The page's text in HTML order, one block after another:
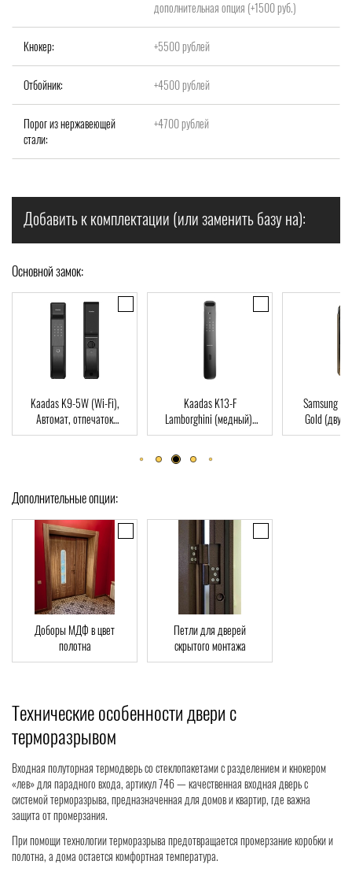
дополнительная опция (+1500 руб.)
Кнокер: +5500 рублей
Отбойник: +4500 рублей
Порог из нержавеющей
стали:
+4700 рублей
Добавить к комплектации (или заменить базу на):
Основной замок:
Kaadas K9-5W (Wi-Fi),
Автомат, отпечаток
пальца, Wi-Fi, RFID-Card
Kaadas K13-F
Lamborghini (медный),
Автомат, Face-ID,
отпечаток пальца, RFID-
Card
Samsung
Gold
врезная
Дополнительные опции:
Доборы МДФ в цвет
полотна
Петли для дверей
скрытого монтажа
Технические особенности двери с
терморазрывом
Входная полуторная термодверь со стеклопакетами с разделением и кнокером
«лев» для парадного входа, артикул 746 — качественная входная дверь с
системой терморазрыва, предназначенная для домов и квартир, где важна
защита от промерзания.
При помощи технологии терморазрыва предотвращается промерзание коробки и
полотна, а дома остается комфортная температура.